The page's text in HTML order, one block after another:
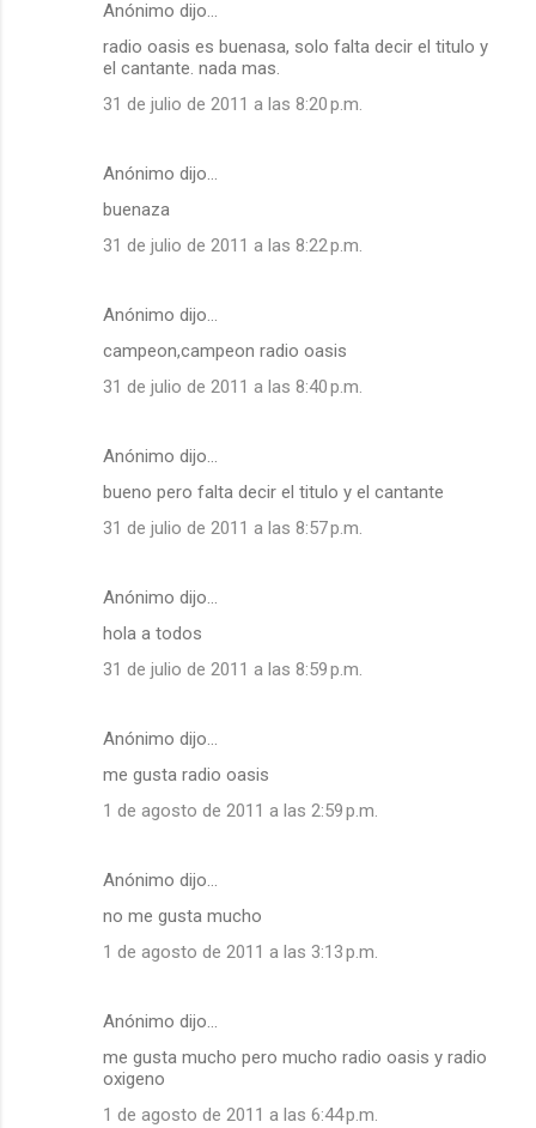
Anónimo dijo…
radio oasis es buenasa, solo falta decir el titulo y
el cantante. nada mas.
31 de julio de 2011 a las 8:20 p.m.
Anónimo dijo…
buenaza
31 de julio de 2011 a las 8:22 p.m.
Anónimo dijo…
campeon,campeon radio oasis
31 de julio de 2011 a las 8:40 p.m.
Anónimo dijo…
bueno pero falta decir el titulo y el cantante
31 de julio de 2011 a las 8:57 p.m.
Anónimo dijo…
hola a todos
31 de julio de 2011 a las 8:59 p.m.
Anónimo dijo…
me gusta radio oasis
1 de agosto de 2011 a las 2:59 p.m.
Anónimo dijo…
no me gusta mucho
1 de agosto de 2011 a las 3:13 p.m.
Anónimo dijo…
me gusta mucho pero mucho radio oasis y radio
oxigeno
1 de agosto de 2011 a las 6:44 p.m.